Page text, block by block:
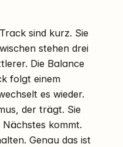
sind kurz. Sie
stehen drei
Die Balance
folgt einem
es wieder.
der trägt. Sie
kommt.
Genau das ist